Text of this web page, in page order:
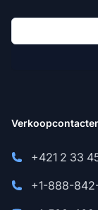
+421 2 33
+1-888-